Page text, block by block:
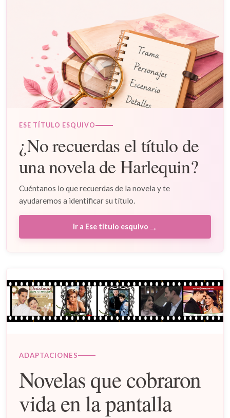
ESE TÍTULO ESQUIVO
¿No recuerdas el título de
una novela de Harlequin?
Cuéntanos lo que recuerdas de la novela y te
ayudaremos a identificar su título.
Ir a Ese título esquivo →
ADAPTACIONES
Novelas que cobraron
vida en la pantalla